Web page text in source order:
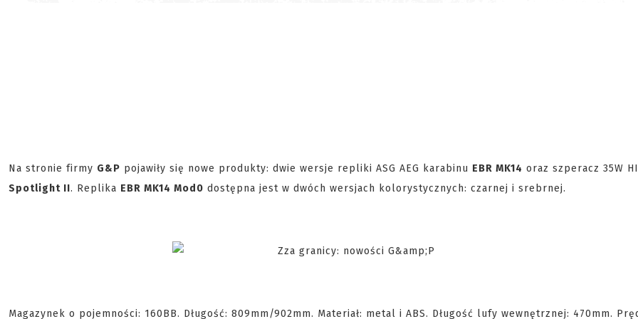
Na stronie firmy G&P pojawiły się nowe produkty: dwie wersje repliki ASG AEG karabinu EBR MK14 oraz szperacz 35W
Spotlight II. Replika EBR MK14 Mod0 dostępna jest w dwóch wersjach kolorystycznych: czarnej i srebrnej.
Magazynek o pojemności: 160BB. Długość: 809mm/902mm. Materiał: metal i ABS. Długość lufy wewnętrznej: 470mm.